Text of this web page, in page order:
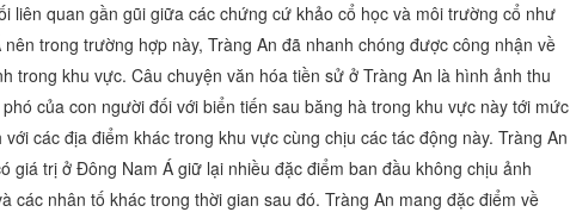
liên quan gần gũi giữa các chứng cứ khảo cổ học và môi trường cổ như
trong trường hợp này, Tràng An đã nhanh chóng được công nhận về
trong khu vực. Câu chuyện văn hóa tiền sử ở Tràng An là hình ảnh thu
của con người đối với biển tiến sau băng hà trong khu vực này tới mức
các địa điểm khác trong khu vực cùng chịu các tác động này. Tràng An
giá trị ở Đông Nam Á giữ lại nhiều đặc điểm ban đầu không chịu ảnh
các nhân tố khác trong thời gian sau đó. Tràng An mang đặc điểm về